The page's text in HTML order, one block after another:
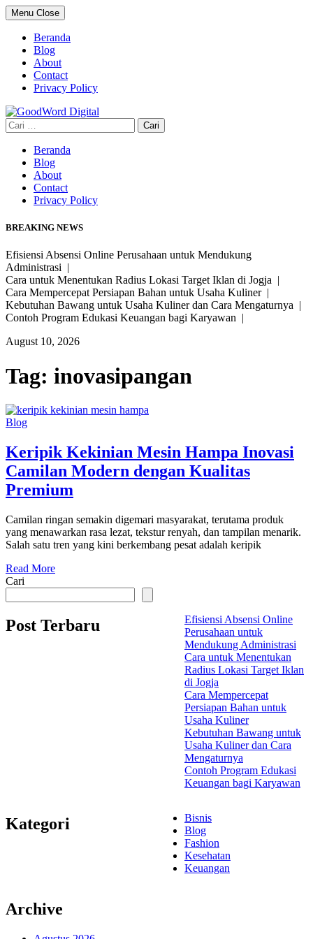
Skip
to
content
Menu Close
Beranda
Blog
About
Contact
Privacy Policy
Cari
untuk:
Beranda
Blog
About
Contact
Privacy Policy
BREAKING NEWS
Efisiensi Absensi Online Perusahaan untuk Mendukung
Administrasi |
Cara untuk Menentukan Radius Lokasi Target Iklan di Jogja |
Cara Mempercepat Persiapan Bahan untuk Usaha Kuliner |
Kebutuhan Bawang untuk Usaha Kuliner dan Cara Mengaturnya |
Contoh Program Edukasi Keuangan bagi Karyawan |
August 10, 2026
Tag: inovasipangan
Blog
Keripik Kekinian Mesin Hampa Inovasi
Camilan Modern dengan Kualitas
Premium
Camilan ringan semakin digemari masyarakat, terutama produk
yang menawarkan rasa lezat, tekstur renyah, dan tampilan menarik.
Salah satu tren yang kini berkembang pesat adalah keripik
Read More
Cari
Post Terbaru
Efisiensi Absensi Online
Perusahaan untuk
Mendukung Administrasi
Cara untuk Menentukan
Radius Lokasi Target Iklan
di Jogja
Cara Mempercepat
Persiapan Bahan untuk
Usaha Kuliner
Kebutuhan Bawang untuk
Usaha Kuliner dan Cara
Mengaturnya
Contoh Program Edukasi
Keuangan bagi Karyawan
Kategori
Bisnis
Blog
Fashion
Kesehatan
Keuangan
Archive